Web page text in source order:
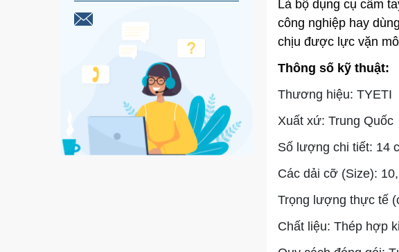
Là bộ dụng cụ cầm
công nghiệp hay
chịu được lực vặn
Thông số kỹ thuật:
Thương hiệu: TYETI
Xuất xứ: Trung Quốc
Số lượng chi tiết: 14
Các dải cỡ (Size):
Trọng lượng thực tế
Chất liệu: Thép hợp